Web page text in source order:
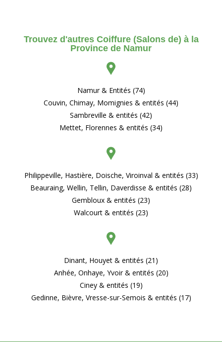
Trouvez d'autres Coiffure (Salons de) à la
Province de Namur
Namur & Entités (74)
Couvin, Chimay, Momignies & entités (44)
Sambreville & entités (42)
Mettet, Florennes & entités (34)
Philippeville, Hastière, Doische, Viroinval & entités (33)
Beauraing, Wellin, Tellin, Daverdisse & entités (28)
Gembloux & entités (23)
Walcourt & entités (23)
Dinant, Houyet & entités (21)
Anhée, Onhaye, Yvoir & entités (20)
Ciney & entités (19)
Gedinne, Bièvre, Vresse-sur-Semois & entités (17)